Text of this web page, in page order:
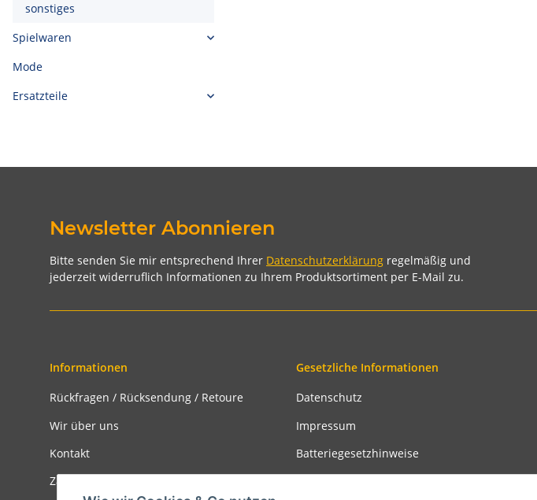
sonstiges
Spielwaren
Mode
Ersatzteile
Newsletter Abonnieren
Bitte senden Sie mir entsprechend Ihrer Datenschutzerklärung regelmäßig und
jederzeit widerruflich Informationen zu Ihrem Produktsortiment per E-Mail zu.
Informationen
Rückfragen / Rücksendung / Retoure
Wir über uns
Kontakt
Zahlungsmöglichkeiten
Gesetzliche Informationen
Datenschutz
Impressum
Batteriegesetzhinweise